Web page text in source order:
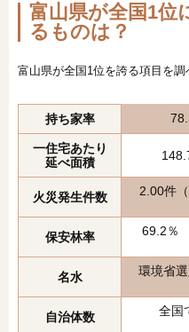
富山県が全国1位
るものは？
富山県が全国1位を誇る項目を調
持ち家率
一住宅あたり
延べ面積
火災発生件数
2.00件
保安林率
69.2％
名水
環境省
自治体数
全国